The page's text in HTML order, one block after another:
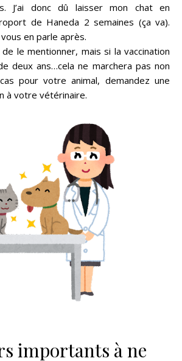
J’ai donc dû laisser mon chat en
de Haneda 2 semaines (ça va).
en parle après.
le mentionner, mais si la vaccination
deux ans…cela ne marchera pas non
pour votre animal, demandez une
à votre vétérinaire.
importants à ne